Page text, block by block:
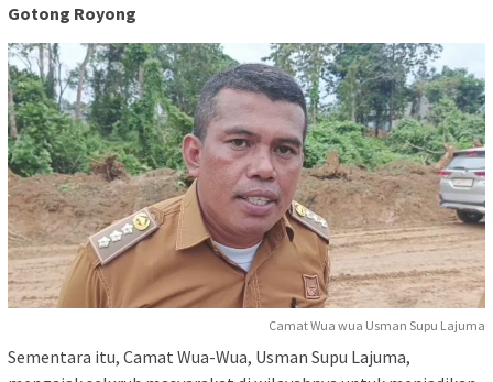
Gotong Royong
Camat Wua wua Usman Supu Lajuma
Sementara itu, Camat Wua-Wua, Usman Supu Lajuma,